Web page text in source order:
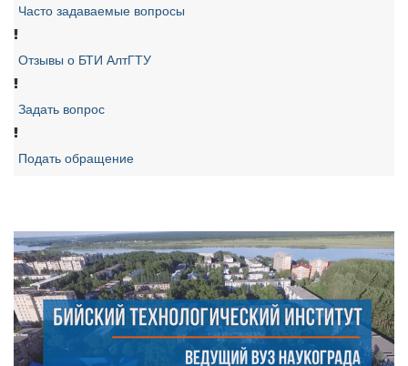
Часто задаваемые вопросы
Отзывы о БТИ АлтГТУ
Задать вопрос
Подать обращение